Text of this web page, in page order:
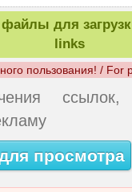
для
links
пользования! / For
ссылок,
просмотра